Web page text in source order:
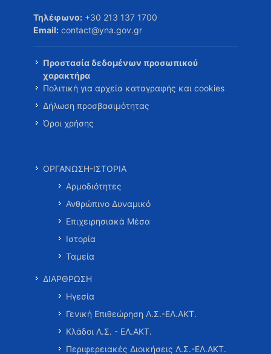
Τηλέφωνο: +30 213 137 1700
Email: contact@yna.gov.gr
Προστασία δεδομένων προσωπικού
χαρακτήρα
Πολιτική για αρχεία καταγραφής και cookies
Δήλωση προσβασιμότητας
Όροι χρήσης
ΟΡΓΑΝΩΣΗ-ΙΣΤΟΡΙΑ
Αρμοδιότητες
Ανθρώπινο Δυναμικό
Επιχειρησιακά Μέσα
Ιστορία
Ταμεία
ΔΙΑΡΘΡΩΣΗ
Ηγεσία
Γενική Επιθεώρηση Λ.Σ.-ΕΛ.ΑΚΤ.
Κλάδοι Λ.Σ. - ΕΛ.ΑΚΤ.
Περιφερειακές Διοικήσεις Λ.Σ.-ΕΛ.ΑΚΤ.